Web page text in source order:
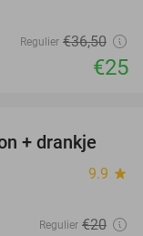
Regulier €36,50
€25
15%
+ drankje
9.9 star
Regulier €20